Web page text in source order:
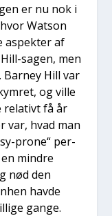
er nu nok i
Wat­son
aspek­ter af
sagen, men
Hill var
og vil­le
rela­tivt få år
var, hvad man
pro­ne“ per­
min­dre
nød den
hav­de
gan­ge.